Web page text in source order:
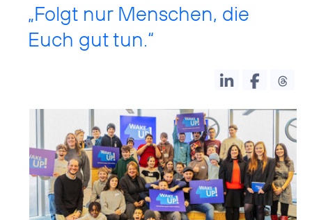
„Folgt nur Menschen, die
Euch gut tun.“